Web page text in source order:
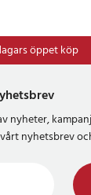
öppet köp
nyheter,
nyhetsbrev